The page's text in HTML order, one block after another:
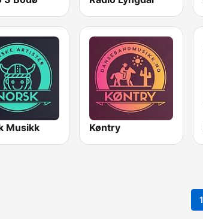
Musikk Køntry
1